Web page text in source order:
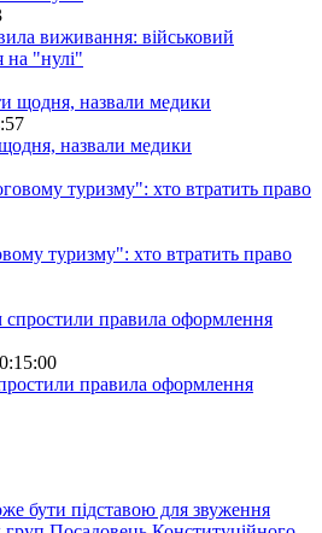
виживання: військовий
на "нулі"
назвали медики
туризму": хто втратить право
правила оформлення
бути підставою для звуження